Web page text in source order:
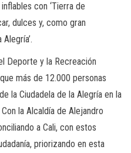
con ‘Tierra de
dulces y, como gran
Deporte y la Recreación
más de 12.000 personas
la Ciudadela de la Alegría en la
la Alcaldía de Alejandro
a Cali, con estos
priorizando en esta